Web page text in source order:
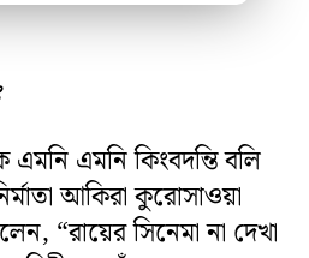
এমনি কিংবদন্তি বলি
আকিরা কুরোসাওয়া
“রায়ের সিনেমা না দেখা